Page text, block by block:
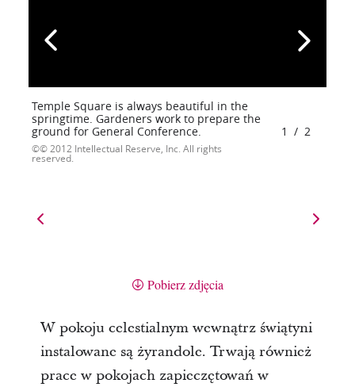
Temple Square is always beautiful in the
springtime. Gardeners work to prepare the
ground for General Conference.
© 2012 Intellectual Reserve, Inc. All rights
reserved.
1 / 2
Pobierz zdjęcia
W pokoju celestialnym wewnątrz świątyni
instalowane są żyrandole. Trwają również
prace w pokojach zapieczętowań w